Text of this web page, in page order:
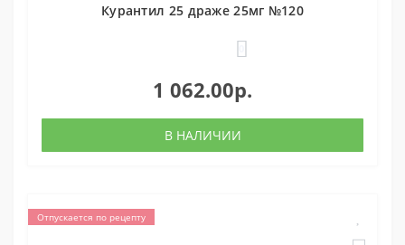
Курантил 25 драже 25мг №120
1 062.00р.
В НАЛИЧИИ
Отпускается по рецепту